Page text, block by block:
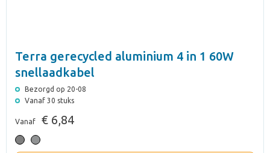
Terra gerecycled aluminium 4 in 1 60W
snellaadkabel
Bezorgd op 20-08
Vanaf 30 stuks
Vanaf € 6,84